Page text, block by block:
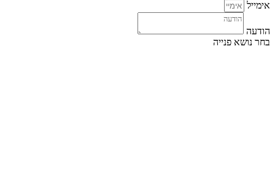
אימייל
הודעה
בחר נושא פנייה